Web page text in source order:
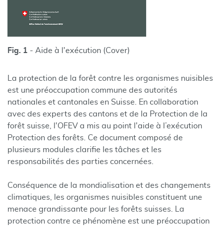
Fig. 1 - Aide à l'exécution (Cover)
La protection de la forêt contre les organismes nuisibles
est une préoccupation commune des autorités
nationales et cantonales en Suisse. En collaboration
avec des experts des cantons et de la Protection de la
forêt suisse, l'OFEV a mis au point l'aide à l’exécution
Protection des forêts. Ce document composé de
plusieurs modules clarifie les tâches et les
responsabilités des parties concernées.
Conséquence de la mondialisation et des changements
climatiques, les organismes nuisibles constituent une
menace grandissante pour les forêts suisses. La
protection contre ce phénomène est une préoccupation